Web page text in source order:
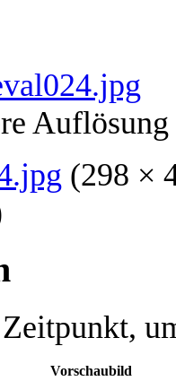
(298 ×
Vorschaubild